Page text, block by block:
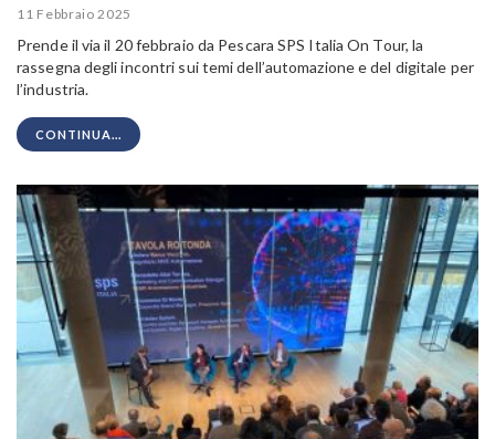
11 Febbraio 2025
Prende il via il 20 febbraio da Pescara SPS Italia On Tour, la
rassegna degli incontri sui temi dell’automazione e del digitale per
l’industria.
CONTINUA...